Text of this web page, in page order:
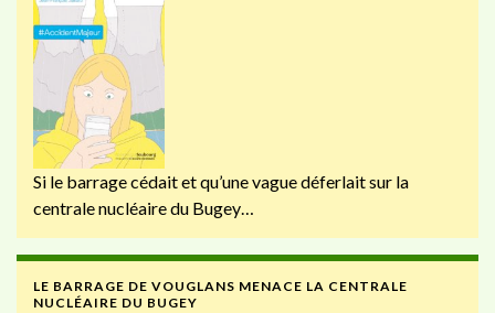
Si le barrage cédait et qu’une vague déferlait sur la
centrale nucléaire du Bugey…
LE BARRAGE DE VOUGLANS MENACE LA CENTRALE
NUCLÉAIRE DU BUGEY